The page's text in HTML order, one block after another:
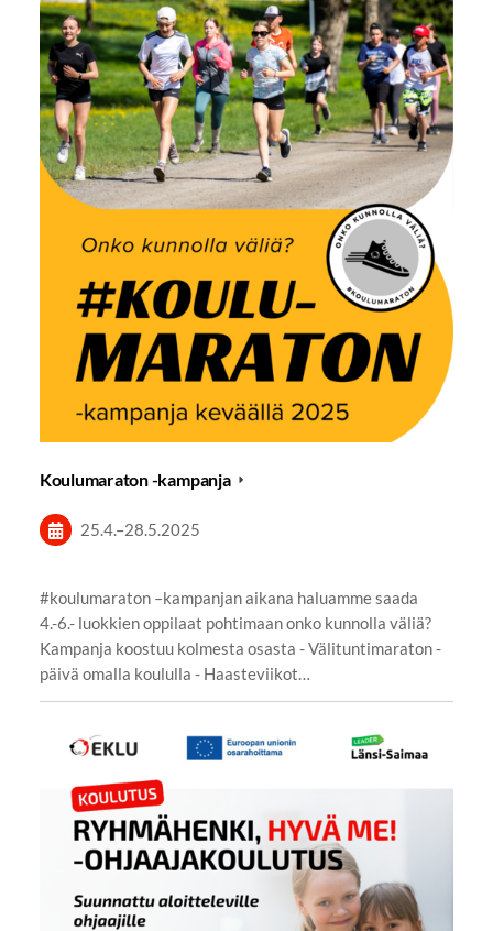
Koulumaraton -kampanja
25.4.–28.5.2025
#koulumaraton –kampanjan aikana haluamme saada
4.-6.- luokkien oppilaat pohtimaan onko kunnolla väliä?
Kampanja koostuu kolmesta osasta - Välituntimaraton -
päivä omalla koululla - Haasteviikot…